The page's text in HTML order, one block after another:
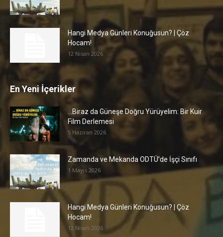
Hangi Medya Günleri Konuğusun? | Çöz
Hocam!
12 Nisan 2026
En Yeni İçerikler
…Biraz da Güneşe Doğru Yürüyelim: Bir Kuir
Film Derlemesi
5 Haziran 2026
Zamanda ve Mekanda ODTÜ’de İşçi Sınıfı
1 Mayıs 2026
Hangi Medya Günleri Konuğusun? | Çöz
Hocam!
12 Nisan 2026